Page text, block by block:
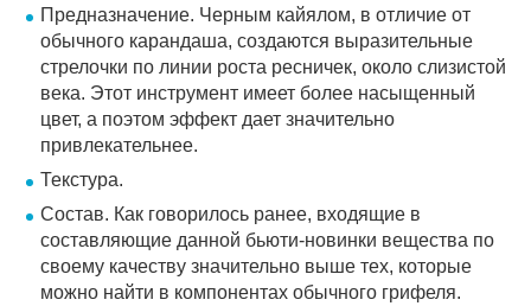
Предназначение. Черным кайялом, в отличие от
обычного карандаша, создаются выразительные
стрелочки по линии роста ресничек, около слизистой
века. Этот инструмент имеет более насыщенный
цвет, а поэтом эффект дает значительно
привлекательнее.
Текстура.
Состав. Как говорилось ранее, входящие в
составляющие данной бьюти-новинки вещества по
своему качеству значительно выше тех, которые
можно найти в компонентах обычного грифеля.